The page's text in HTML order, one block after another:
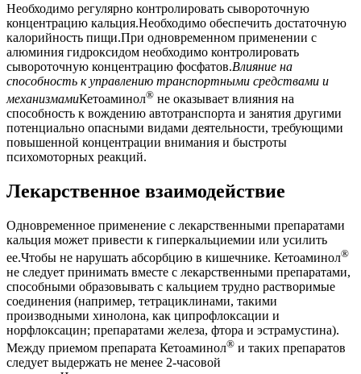
Необходимо регулярно контролировать сывороточную
концентрацию кальция.Необходимо обеспечить достаточную
калорийность пищи.При одновременном применении с
алюминия гидроксидом необходимо контролировать
сывороточную концентрацию фосфатов.Влияние на
способность к управлению транспортными средствами и
механизмамиКетоаминол® не оказывает влияния на
способность к вождению автотранспорта и занятия другими
потенциально опасными видами деятельности, требующими
повышенной концентрации внимания и быстроты
психомоторных реакций.
Лекарственное взаимодействие
Одновременное применение с лекарственными препаратами
кальция может привести к гиперкальциемии или усилить
ее.Чтобы не нарушать абсорбцию в кишечнике. Кетоаминол®
не следует принимать вместе с лекарственными препаратами,
способными образовывать с кальцием трудно растворимые
соединения (например, тетрациклинами, такими
производными хинолона, как ципрофлоксации и
норфлоксацин; препаратами железа, фтора и эстрамустина).
Между приемом препарата Кетоаминол® и таких препаратов
следует выдержать не менее 2-часовой